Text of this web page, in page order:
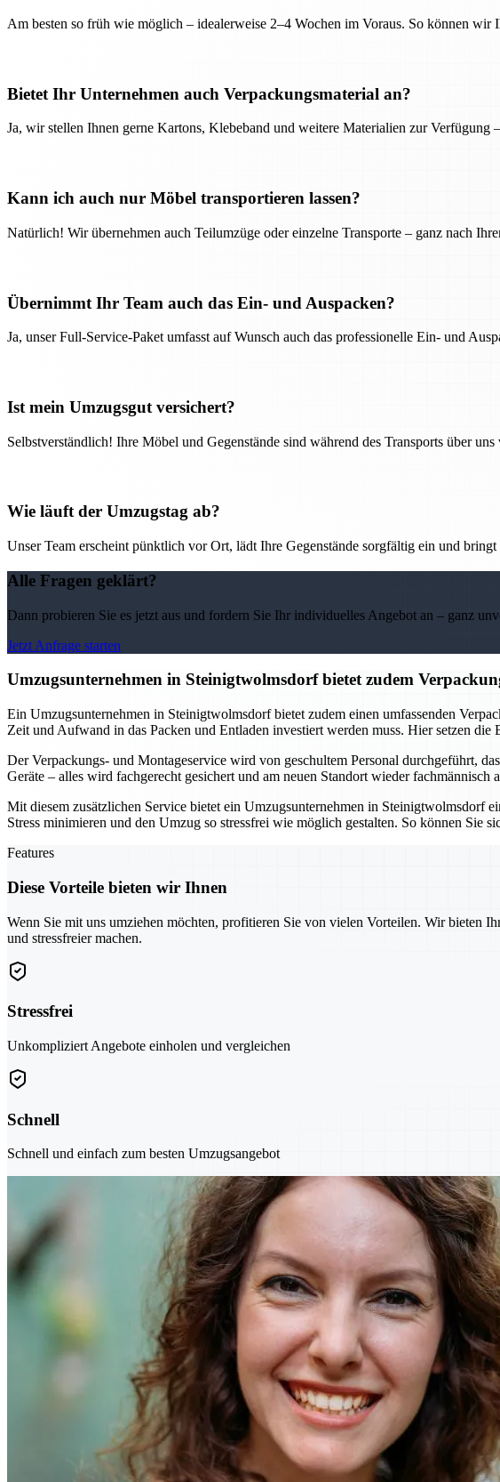
Am besten so früh wie möglich – idealerweise 2–4 Wochen im Voraus. So können wir
Bietet Ihr Unternehmen auch Verpackungsmaterial an?
Ja, wir stellen Ihnen gerne Kartons, Klebeband und weitere Materialien zur Verfügung
Kann ich auch nur Möbel transportieren lassen?
Natürlich! Wir übernehmen auch Teilumzüge oder einzelne Transporte – ganz nach
Übernimmt Ihr Team auch das Ein- und Auspacken?
Ja, unser Full-Service-Paket umfasst auf Wunsch auch das professionelle Ein- und
Ist mein Umzugsgut versichert?
Selbstverständlich! Ihre Möbel und Gegenstände sind während des Transports über uns
Wie läuft der Umzugstag ab?
Unser Team erscheint pünktlich vor Ort, lädt Ihre Gegenstände sorgfältig ein und
Alle Fragen geklärt?
Dann probieren Sie es jetzt aus und fordern Sie Ihr individuelles Angebot an – ganz
Jetzt Anfrage starten
Umzugsunternehmen in Steinigtwolmsdorf bietet zudem
Ein Umzugsunternehmen in Steinigtwolmsdorf bietet zudem einen umfassenden
Zeit und Aufwand in das Packen und Entladen investiert werden muss. Hier setzen
Der Verpackungs- und Montageservice wird von geschultem Personal durchgeführt,
Geräte – alles wird fachgerecht gesichert und am neuen Standort wieder
Mit diesem zusätzlichen Service bietet ein Umzugsunternehmen in Steinigtwolmsdorf
Stress minimieren und den Umzug so stressfrei wie möglich gestalten. So können Sie
Features
Diese Vorteile bieten wir Ihnen
Wenn Sie mit uns umziehen möchten, profitieren Sie von vielen Vorteilen. Wir bieten
und stressfreier machen.
Stressfrei
Unkompliziert Angebote einholen und vergleichen
Schnell
Schnell und einfach zum besten Umzugsangebot